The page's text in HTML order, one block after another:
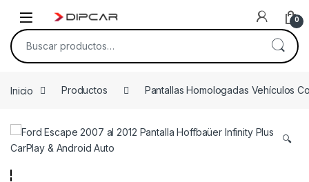
0
Buscar por:
Inicio Productos Pantallas Homologadas Vehículos
🔍